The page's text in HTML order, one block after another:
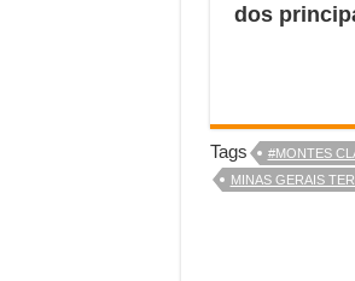
dos
Tags #MONTES
MINAS GERAIS